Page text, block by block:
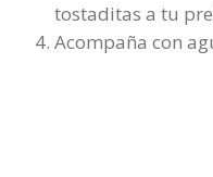
tostaditas a tu
Acompaña con